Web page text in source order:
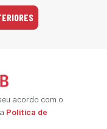
acordo com o
Política de